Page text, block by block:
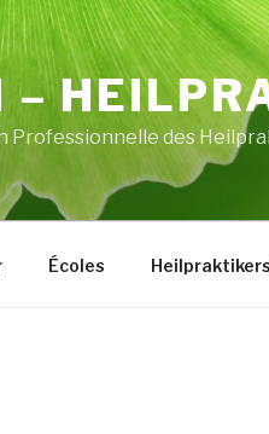
–
Professionnelle des
Écoles